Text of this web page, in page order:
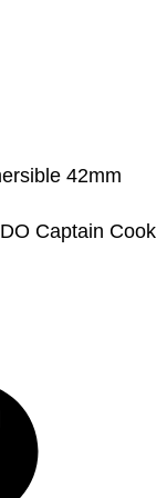
42mm
Captain Cook